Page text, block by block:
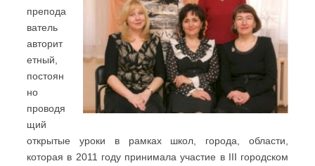
препода
ватель
авторит
етный,
постоян
но
проводя
щий
открытые уроки в рамках школ, города, области,
которая в 2011 году принимала участие в III городском